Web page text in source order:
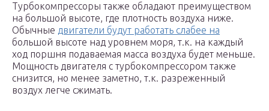
Турбокомпрессоры также обладают преимуществом
на большой высоте, где плотность воздуха ниже.
Обычные двигатели будут работать слабее на
большой высоте над уровнем моря, т.к. на каждый
ход поршня подаваемая масса воздуха будет меньше.
Мощность двигателя с турбокомпрессором также
снизится, но менее заметно, т.к. разреженный
воздух легче сжимать.